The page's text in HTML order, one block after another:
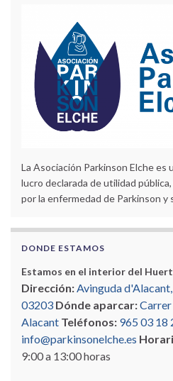
La Asociación Parkinson Elche es
lucro declarada de utilidad
por la enfermedad de Parkinson y
DONDE ESTAMOS
Estamos en el interior del
Dirección: Avinguda
03203 Dónde aparcar:Carrer
Alacant Teléfonos: 965 03 18
info@parkinsonelche.es
9:00 a 13:00 horas